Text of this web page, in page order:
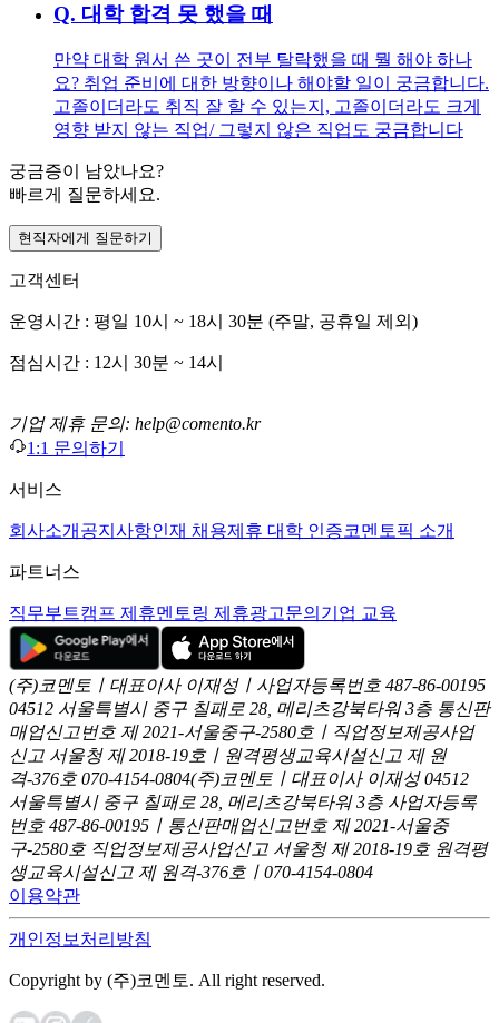
Q. 대학 합격 못 했을 때
만약 대학 원서 쓴 곳이 전부 탈락했을 때 뭘 해야 하나
요? 취업 준비에 대한 방향이나 해야할 일이 궁금합니다.
고졸이더라도 취직 잘 할 수 있는지, 고졸이더라도 크게
영향 받지 않는 직업/ 그렇지 않은 직업도 궁금합니다
궁금증이 남았나요?
빠르게 질문하세요.
현직자에게 질문하기
고객센터
운영시간 : 평일 10시 ~ 18시 30분 (주말, 공휴일 제외)
점심시간 : 12시 30분 ~ 14시
기업 제휴 문의: help@comento.kr
1:1 문의하기
서비스
회사소개 공지사항인재 채용제휴 대학 인증코멘토픽 소개
파트너스
직무부트캠프 제휴멘토링 제휴광고문의 기업 교육
(주)코멘토ㅣ대표이사 이재성ㅣ사업자등록번호 487-86-00195
04512 서울특별시 중구 칠패로 28, 메리츠강북타워 3층 통신판
매업신고번호 제 2021-서울중구-2580호ㅣ직업정보제공사업
신고 서울청 제 2018-19호ㅣ원격평생교육시설신고 제 원
격-376호 070-4154-0804(주)코멘토ㅣ대표이사 이재성 04512
서울특별시 중구 칠패로 28, 메리츠강북타워 3층 사업자등록
번호 487-86-00195ㅣ통신판매업신고번호 제 2021-서울중
구-2580호 직업정보제공사업신고 서울청 제 2018-19호 원격평
생교육시설신고 제 원격-376호ㅣ070-4154-0804
이용약관
개인정보처리방침
Copyright by (주)코멘토. All right reserved.